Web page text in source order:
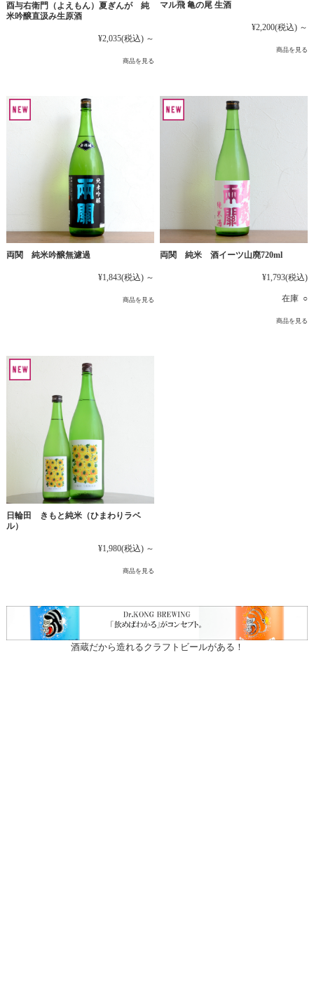
酉与右衛門（よえもん）夏ぎんが 純
米吟醸直汲み生原酒
¥2,035(税込) ～
商品を見る
マル飛 亀の尾 生酒
¥2,200(税込) ～
商品を見る
両関 純米吟醸無濾過
¥1,843(税込) ～
商品を見る
両関 純米 酒イーツ山廃720ml
¥1,793(税込)
在庫 ○
商品を見る
日輪田 きもと純米（ひまわりラベ
ル）
¥1,980(税込) ～
商品を見る
酒蔵だから造れるクラフトビールがある！